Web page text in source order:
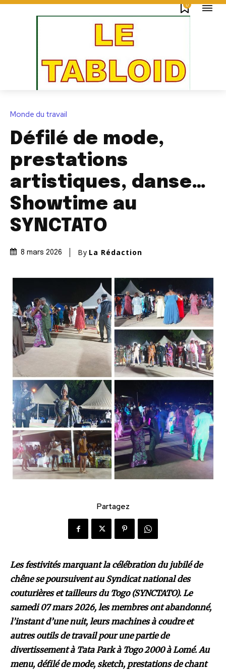
0
Monde du travail
Défilé de mode,
prestations
artistiques, danse…
Showtime au
SYNCTATO
8 mars 2026 By La Rédaction
Partagez
Les festivités marquant la célébration du jubilé de
chêne se poursuivent au Syndicat national des
couturières et tailleurs du Togo (SYNCTATO). Le
samedi 07 mars 2026, les membres ont abandonné,
l’instant d’une nuit, leurs machines à coudre et
autres outils de travail pour une partie de
divertissement à Tata Park à Togo 2000 à Lomé. Au
menu, défilé de mode, sketch, prestations de chant